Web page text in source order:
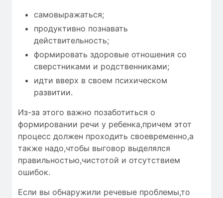
самовыражаться;
продуктивно познавать
действительность;
формировать здоровые отношения со
сверстниками и родственниками;
идти вверх в своем психическом
развитии.
Из-за этого важно позаботиться о
формировании речи у ребенка,причем этот
процесс должен проходить своевременно,а
также надо,чтобы выговор выделялся
правильностью,чистотой и отсутствием
ошибок.
Если вы обнаружили речевые проблемы,то